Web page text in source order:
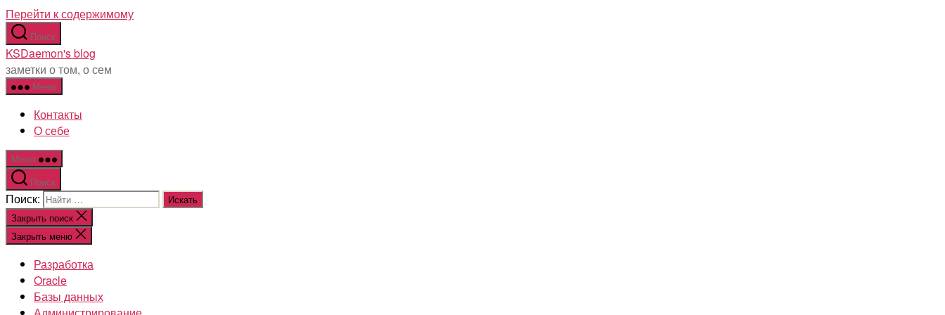
Перейти к содержимому
Поиск
KSDaemon's blog
заметки о том, о сем
Меню
Контакты
О себе
Меню
Поиск
Поиск:
Закрыть поиск
Закрыть меню
Разработка
Oracle
Базы данных